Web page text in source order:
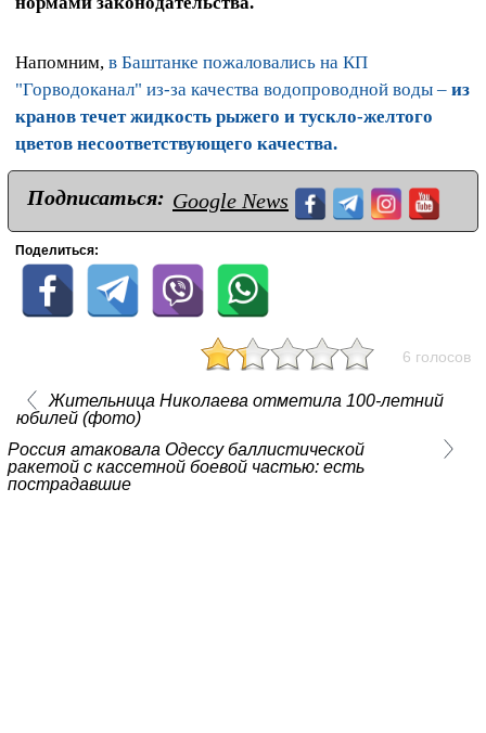
Напомним, в Баштанке пожаловались на КП
"Горводоканал" из-за качества водопроводной воды – из
кранов течет жидкость рыжего и тускло-желтого
цветов несоответствующего качества.
Подписаться: Google News
Поделиться:
6 голосов
Жительница Николаева отметила 100-летний
юбилей (фото)
Россия атаковала Одессу баллистической
ракетой с кассетной боевой частью: есть
пострадавшие